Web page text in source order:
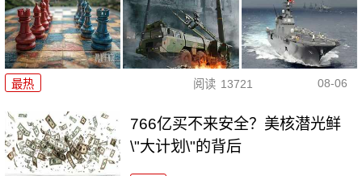
最热 阅读 13721 08-06
766亿买不来安全？美核潜光鲜
\"大计划\"的背后